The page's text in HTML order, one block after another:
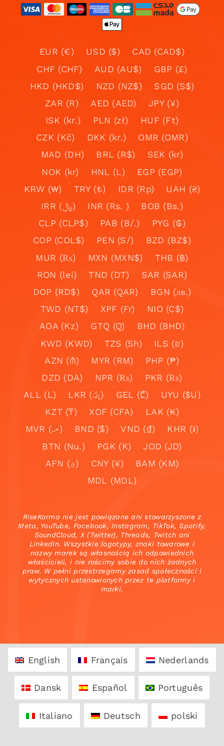
EUR (€) USD ($)
CAD (CAD$)
CHF (CHF)
AUD (AU$)
GBP (£)
HKD (HKD$)
NZD (NZ$)
SGD (S$)
ZAR (R)
AED (AED)
JPY (¥)
ISK (kr.)
PLN (zł)
HUF (Ft)
CZK (Kč)
DKK (kr.)
OMR (OMR)
MAD (DH)
BRL (R$)
SEK (kr)
NOK (kr)
HNL (L)
EGP (EGP)
KRW (₩)
TRY (₺) IDR (Rp)
UAH (₴)
IRR (﷼)
INR (Rs. )
BOB (Bs.)
CLP (CLP$)
PAB (B/.)
PYG (₲)
COP (COL$)
PEN (S/)
BZD (BZ$)
MUR (₨)
MXN (MXN$)
THB (฿)
RON (lei)
TND (DT)
SAR (SAR)
DOP (RD$)
QAR (QAR)
BGN (лв.)
TWD (NT$)
XPF (Fr)
NIO (C$)
AOA (Kz)
GTQ (Q)
BHD (BHD)
KWD (KWD)
TZS (Sh)
ILS (₪)
AZN (₼)
MYR (RM)
PHP (₱)
DZD (DA)
NPR (₨)
PKR (₨)
ALL (L)
LKR (රු) GEL (₾)
UYU ($U)
KZT (₸)
XOF (CFA)
LAK (₭)
MVR (.ރ)
BND ($) VND (₫)
KHR (៛)
BTN (Nu.)
PGK (K)
JOD (JD)
AFN (؋)
CNY (¥)
BAM (KM)
MDL (MDL)
RiseKarma nie jest powiązane ani stowarzyszone z
Meta, YouTube, Facebook, Instagram, TikTok, Spotify,
SoundCloud, X (Twitter), Threads, Twitch ani
LinkedIn. Wszystkie logotypy, znaki towarowe i
nazwy marek są własnością ich odpowiednich
właścicieli, i nie rościmy sobie do nich żadnych
praw. W pełni przestrzegamy zasad społeczności i
wytycznych ustanowionych przez te platformy i
marki.
English Français Nederlands
Dansk Español Português
Italiano Deutsch polski